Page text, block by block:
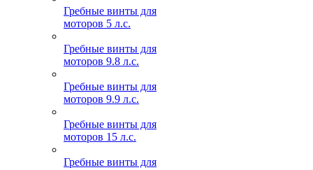
Гребные винты для
моторов 5 л.с.
Гребные винты для
моторов 9.8 л.с.
Гребные винты для
моторов 9.9 л.с.
Гребные винты для
моторов 15 л.с.
Гребные винты для